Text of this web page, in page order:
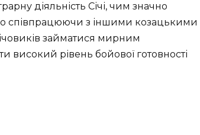
діяльність Січі, чим значно
співпрацюючи з іншими козацькими
займатися мирним
високий рівень бойової готовності